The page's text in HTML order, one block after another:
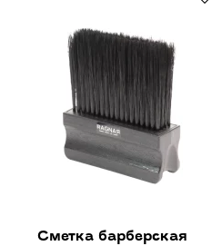
Сметка барберская